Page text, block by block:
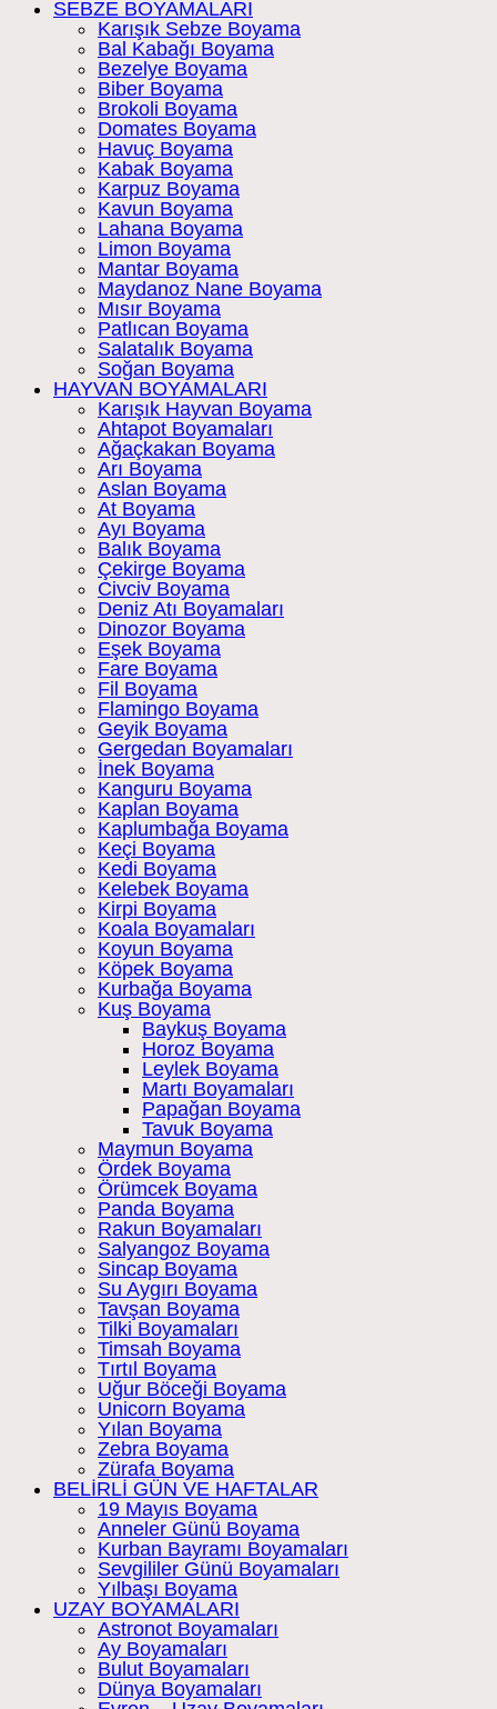
SEBZE BOYAMALARI
Karışık Sebze Boyama
Bal Kabağı Boyama
Bezelye Boyama
Biber Boyama
Brokoli Boyama
Domates Boyama
Havuç Boyama
Kabak Boyama
Karpuz Boyama
Kavun Boyama
Lahana Boyama
Limon Boyama
Mantar Boyama
Maydanoz Nane Boyama
Mısır Boyama
Patlıcan Boyama
Salatalık Boyama
Soğan Boyama
HAYVAN BOYAMALARI
Karışık Hayvan Boyama
Ahtapot Boyamaları
Ağaçkakan Boyama
Arı Boyama
Aslan Boyama
At Boyama
Ayı Boyama
Balık Boyama
Çekirge Boyama
Civciv Boyama
Deniz Atı Boyamaları
Dinozor Boyama
Eşek Boyama
Fare Boyama
Fil Boyama
Flamingo Boyama
Geyik Boyama
Gergedan Boyamaları
İnek Boyama
Kanguru Boyama
Kaplan Boyama
Kaplumbağa Boyama
Keçi Boyama
Kedi Boyama
Kelebek Boyama
Kirpi Boyama
Koala Boyamaları
Koyun Boyama
Köpek Boyama
Kurbağa Boyama
Kuş Boyama
Baykuş Boyama
Horoz Boyama
Leylek Boyama
Martı Boyamaları
Papağan Boyama
Tavuk Boyama
Maymun Boyama
Ördek Boyama
Örümcek Boyama
Panda Boyama
Rakun Boyamaları
Salyangoz Boyama
Sincap Boyama
Su Aygırı Boyama
Tavşan Boyama
Tilki Boyamaları
Timsah Boyama
Tırtıl Boyama
Uğur Böceği Boyama
Unicorn Boyama
Yılan Boyama
Zebra Boyama
Zürafa Boyama
BELİRLİ GÜN VE HAFTALAR
19 Mayıs Boyama
Anneler Günü Boyama
Kurban Bayramı Boyamaları
Sevgililer Günü Boyamaları
Yılbaşı Boyama
UZAY BOYAMALARI
Astronot Boyamaları
Ay Boyamaları
Bulut Boyamaları
Dünya Boyamaları